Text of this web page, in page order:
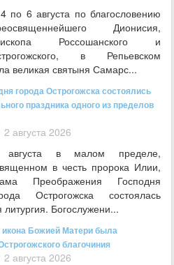
по 6 августа по благословению
Дионисия,
Россошанского и
в Репьевском
великая святыня Самарс...
города Острогожска состоялись
праздника одного из пределов
2 августа 2026
в малом пределе,
в честь пророка Илии,
Преображения Господня
Острогожска состоялась
Богослужени...
икона Божией Матери была
благочиния
2 августа 2026